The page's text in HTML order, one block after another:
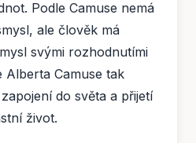
Podle Camuse nemá
ale člověk má
svými rozhodnutími
Alberta Camuse tak
do světa a přijetí
život.